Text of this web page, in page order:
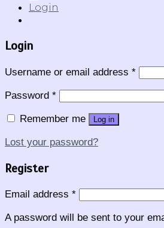
Login
Login
Username or email address *
Password *
Remember me
Log in
Lost your password?
Register
Email address *
A password will be sent to your